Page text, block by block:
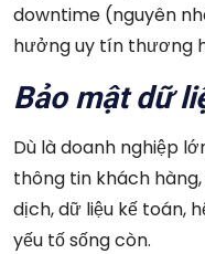
downtime (nguyên
hưởng uy tín thương
Bảo mật dữ
Dù là doanh nghiệp
thông tin khách hàng,
dịch, dữ liệu kế toán,
yếu tố sống còn.